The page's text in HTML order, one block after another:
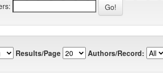
Results/Page Authors/Record: